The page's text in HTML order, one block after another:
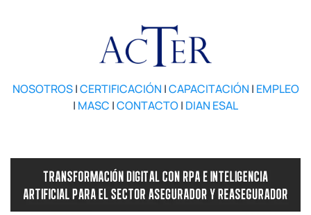
NOSOTROS|CERTIFICACIÓN |CAPACITACIÓN | EMPLEO
| MASC |CONTACTO| DIAN ESAL